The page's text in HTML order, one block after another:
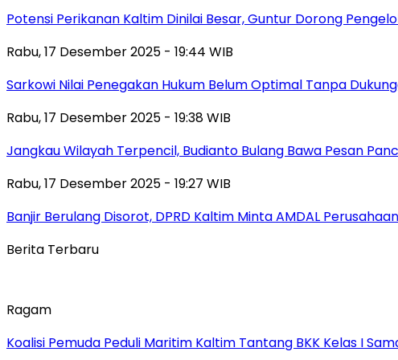
Potensi Perikanan Kaltim Dinilai Besar, Guntur Dorong
Rabu, 17 Desember 2025 - 19:44 WIB
Sarkowi Nilai Penegakan Hukum Belum Optimal Tanpa
Rabu, 17 Desember 2025 - 19:38 WIB
Jangkau Wilayah Terpencil, Budianto Bulang Bawa Pesan
Rabu, 17 Desember 2025 - 19:27 WIB
Banjir Berulang Disorot, DPRD Kaltim Minta AMDAL
Berita Terbaru
Ragam
Koalisi Pemuda Peduli Maritim Kaltim Tantang BKK Kelas I